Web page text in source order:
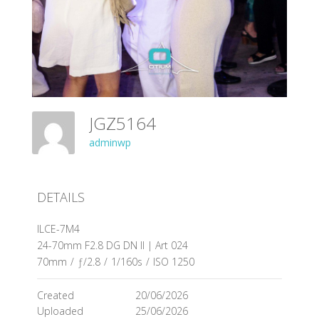
JGZ5164
adminwp
DETAILS
ILCE-7M4
24-70mm F2.8 DG DN II | Art 024
70mm / ƒ/2.8 / 1/160s / ISO 1250
Created
20/06/2026
Uploaded
25/06/2026